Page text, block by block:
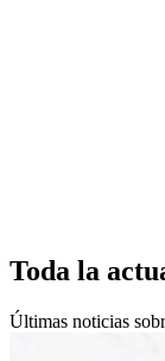
Toda la
Últimas noticias